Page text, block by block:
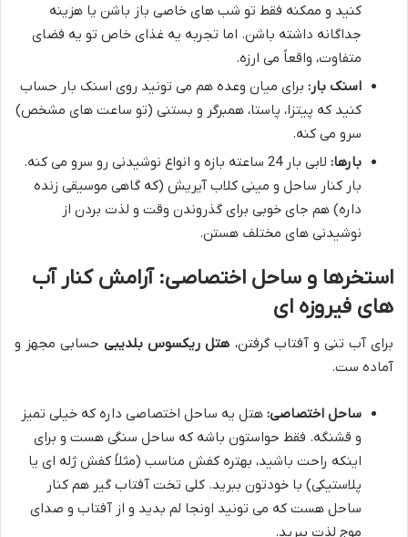
کنید و ممکنه فقط تو شب های خاصی باز باشن یا هزینه
جداگانه داشته باشن. اما تجربه یه غذای خاص تو یه فضای
متفاوت، واقعاً می ارزه.
اسنک بار: برای میان وعده هم می تونید روی اسنک بار حساب
کنید که پیتزا، پاستا، همبرگر و بستنی (تو ساعت های مشخص)
سرو می کنه.
بارها:
لابی بار 24 ساعته بازه و انواع نوشیدنی رو سرو می کنه.
بار کنار ساحل و مینی کلاب آیریش (که گاهی موسیقی زنده
داره) هم جای خوبی برای گذروندن وقت و لذت بردن از
نوشیدنی های مختلف هستن.
استخرها و ساحل اختصاصی: آرامش کنار آب
های فیروزه ای
برای آب تنی و آفتاب گرفتن، هتل ریکسوس بلدیبیحسابی مجهز و
آماده ست.
ساحل اختصاصی: هتل یه ساحل اختصاصی داره که خیلی تمیز
و قشنگه. فقط حواستون باشه که ساحل سنگی هست و برای
اینکه راحت باشید، بهتره کفش مناسب (مثلاً کفش ژله ای یا
پلاستیکی) با خودتون ببرید. کلی تخت آفتاب گیر هم کنار
ساحل هست که می تونید اونجا لم بدید و از آفتاب و صدای
موج لذت ببرید.